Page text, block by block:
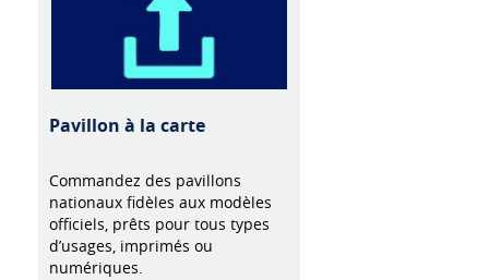
Pavillon à la carte
Commandez des pavillons
nationaux fidèles aux modèles
officiels, prêts pour tous types
d’usages, imprimés ou
numériques.